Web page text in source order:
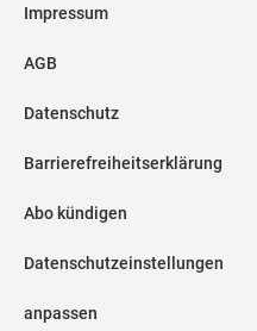
Impressum
AGB
Datenschutz
Barrierefreiheitserklärung
Abo kündigen
Datenschutzeinstellungen
anpassen